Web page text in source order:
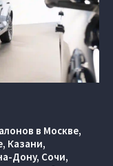
в Москве,
Казани,
Дону, Сочи,